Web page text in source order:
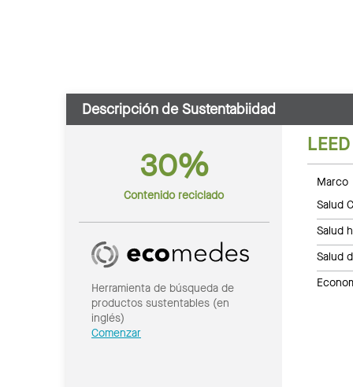
Descripción de Sustentabiidad
30%
Contenido reciclado
Herramienta de búsqueda de
productos sustentables (en
inglés)
Comenzar
Marco
Salud
Salud
Salud